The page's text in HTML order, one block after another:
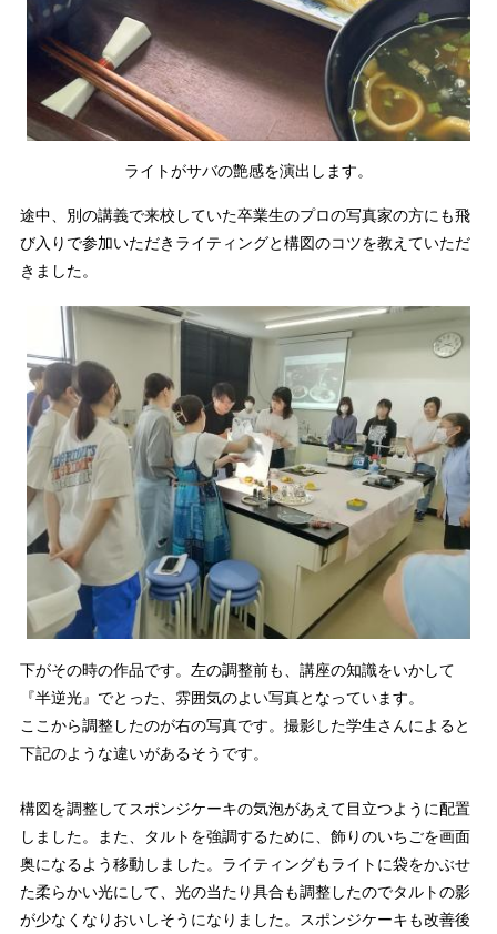
ライトがサバの艶感を演出します。
途中、別の講義で来校していた卒業生のプロの写真家の方にも飛
び入りで参加いただきライティングと構図のコツを教えていただ
きました。
下がその時の作品です。左の調整前も、講座の知識をいかして
『半逆光』でとった、雰囲気のよい写真となっています。
ここから調整したのが右の写真です。撮影した学生さんによると
下記のような違いがあるそうです。
構図を調整してスポンジケーキの気泡があえて目立つように配置
しました。また、タルトを強調するために、飾りのいちごを画面
奥になるよう移動しました。ライティングもライトに袋をかぶせ
た柔らかい光にして、光の当たり具合も調整したのでタルトの影
が少なくなりおいしそうになりました。スポンジケーキも改善後